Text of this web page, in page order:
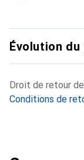
Évolution du
Droit de retour
Conditions de